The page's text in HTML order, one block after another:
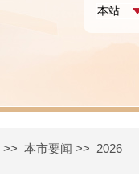
>> 本市要闻 >> 2026